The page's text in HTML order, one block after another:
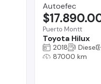
Autoefec
Puerto Montt
Toyota Hilux
2018 Diesel
87000 km